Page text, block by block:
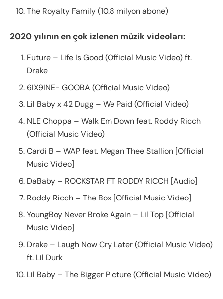
The Royalty Family (10.8 milyon abone)
2020 yılının en çok izlenen müzik videoları:
Future – Life Is Good (Official Music Video) ft.
Drake
6IX9INE- GOOBA (Official Music Video)
Lil Baby x 42 Dugg – We Paid (Official Video)
NLE Choppa – Walk Em Down feat. Roddy Ricch
(Official Music Video)
Cardi B – WAP feat. Megan Thee Stallion [Official
Music Video]
DaBaby – ROCKSTAR FT RODDY RICCH [Audio]
Roddy Ricch – The Box [Official Music Video]
YoungBoy Never Broke Again – Lil Top [Official
Music Video]
Drake – Laugh Now Cry Later (Official Music Video)
ft. Lil Durk
Lil Baby – The Bigger Picture (Official Music Video)